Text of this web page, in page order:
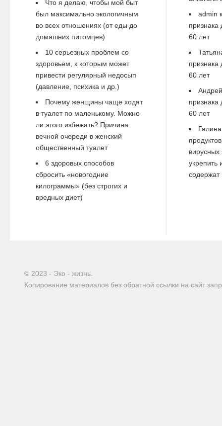
Что я делаю, чтобы мой быт
был максимально экологичным
во всех отношениях (от еды до
домашних питомцев)
10 серьезных проблем со
здоровьем, к которым может
привести регулярный недосып
(давление, психика и др.)
Почему женщины чаще ходят
в туалет по маленькому. Можно
ли этого избежать? Причина
вечной очереди в женский
общественный туалет
6 здоровых способов
сбросить «новогодние
килограммы» (без строгих и
вредных диет)
admin
60 лет
60 лет
Андрей
60 лет
Галина
вирусных
укрепить
содержат
© 2023 - Эко - жизнь.
Копирование материалов без обратной ссылки на сайт